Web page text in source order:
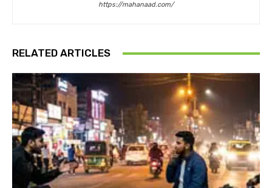
https://mahanaad.com/
RELATED ARTICLES